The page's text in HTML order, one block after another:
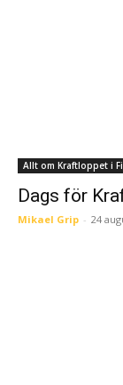
Allt om Kraftloppet i
Dags för
Mikael Grip - 24